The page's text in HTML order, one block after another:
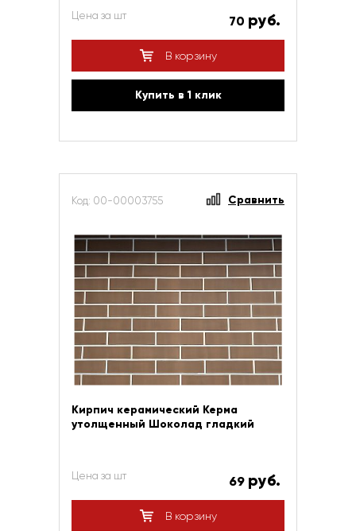
Цена за шт 70 руб.
В корзину
Купить в 1 клик
Код: 00-00003755 Сравнить
Кирпич керамический Керма
утолщенный Шоколад гладкий
Цена за шт 69 руб.
В корзину